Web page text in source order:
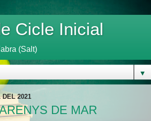
Cicle Inicial
(Salt)
▼
DEL 2021
DE MAR